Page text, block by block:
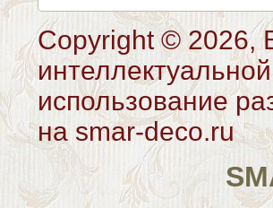
Copyright © 2026,
использование
на smar-deco.ru